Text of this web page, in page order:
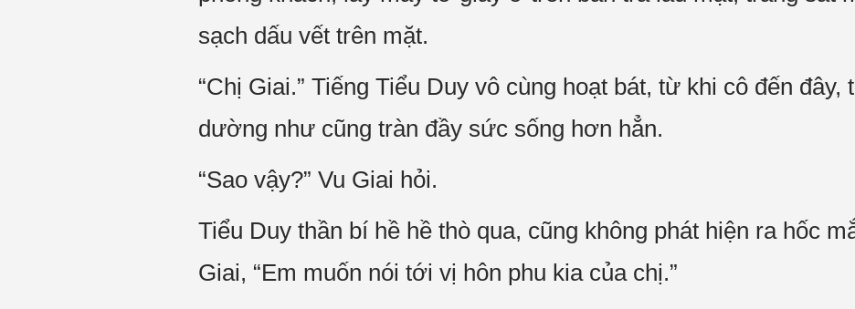
sạch dấu vết trên mặt.
“Chị Giai.” Tiếng Tiểu Duy vô cùng hoạt bát, từ khi cô đến đây,
dường như cũng tràn đầy sức sống hơn hẳn.
“Sao vậy?” Vu Giai hỏi.
Tiểu Duy thần bí hề hề thò qua, cũng không phát hiện ra hốc
Giai, “Em muốn nói tới vị hôn phu kia của chị.”